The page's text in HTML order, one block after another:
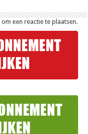
om een reactie te plaatsen.